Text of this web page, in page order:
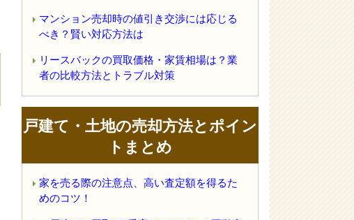
マンション売却時の値引き交渉には応じる
べき？賢い対応方法は
リースバックの買取価格・家賃相場は？業
者の比較方法とトラブル対策
戸建て・土地の売却方法とポイン
トまとめ
家を売る際の注意点、高い査定額を得るた
めのコツ！